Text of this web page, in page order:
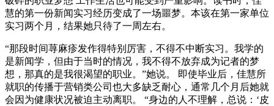
慧的第一份新闻实习经历变成了一场噩梦。本该在第一家单位
实习两个月，结果她只待了一周左右。
“那段时间荨麻疹发作得特别厉害，不得不中断实习。我学的
是新闻学，但由于当时的情况，我不得不放弃成为记者的梦
想，那真的是我很渴望的职业。”她说。 即使毕业后，佳慧所
就职的传播于营销类公司也大多缺乏耐心，通常几个月后她就
会因为健康状况被迫主动离职。 “身边的人不理解，总说：‘皮